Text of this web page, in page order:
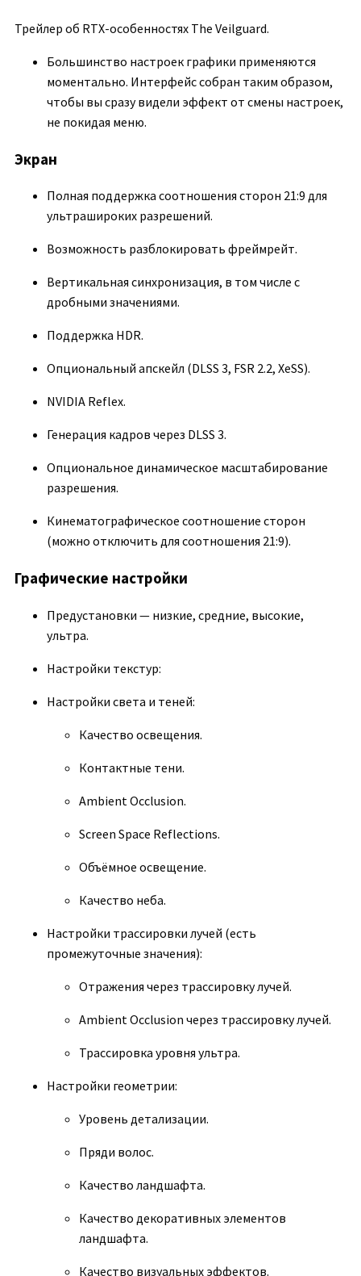
Трейлер об RTX-особенностях The Veilguard.
Большинство настроек графики применяются
моментально. Интерфейс собран таким образом,
чтобы вы сразу видели эффект от смены настроек,
не покидая меню.
Экран
Полная поддержка соотношения сторон 21:9 для
ультрашироких разрешений.
Возможность разблокировать фреймрейт.
Вертикальная синхронизация, в том числе с
дробными значениями.
Поддержка HDR.
Опциональный апскейл (DLSS 3, FSR 2.2, XeSS).
NVIDIA Reflex.
Генерация кадров через DLSS 3.
Опциональное динамическое масштабирование
разрешения.
Кинематографическое соотношение сторон
(можно отключить для соотношения 21:9).
Графические настройки
Предустановки — низкие, средние, высокие,
ультра.
Настройки текстур:
Настройки света и теней:
Качество освещения.
Контактные тени.
Ambient Occlusion.
Screen Space Reflections.
Объёмное освещение.
Качество неба.
Настройки трассировки лучей (есть
промежуточные значения):
Отражения через трассировку лучей.
Ambient Occlusion через трассировку лучей.
Трассировка уровня ультра.
Настройки геометрии:
Уровень детализации.
Пряди волос.
Качество ландшафта.
Качество декоративных элементов
ландшафта.
Качество визуальных эффектов.